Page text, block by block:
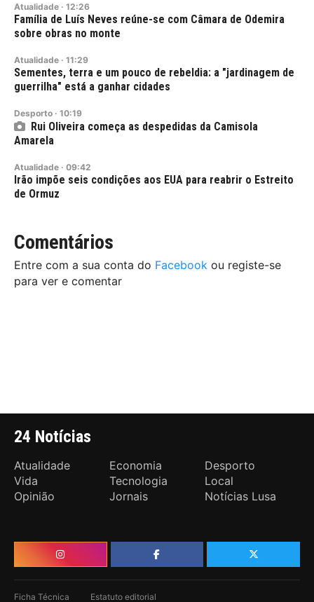
Atualidade · 12:26
Família de Luís Neves reúne-se com Câmara de Odemira
sobre obras no monte
Atualidade · 11:29
Sementes, terra e um pouco de rebeldia: a "jardinagem de
guerrilha" está a ganhar cidades
Desporto · 10:19
Rui Oliveira começa as despedidas da Camisola
Amarela
Atualidade · 09:42
Irão impõe seis condições aos EUA para reabrir o Estreito
de Ormuz
Comentários
Entre com a sua conta do Facebook ou registe-se
para ver e comentar
24 Notícias
Atualidade Economia
Desporto
Vida
Tecnologia
Local
Opinião
Jornais Notícias Lusa
Ficha Técnica Estatuto editorial